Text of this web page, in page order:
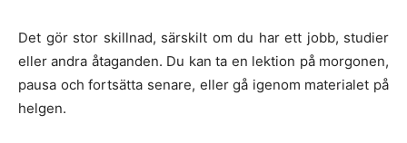
Det gör stor skillnad, särskilt om du har ett jobb, studier
eller andra åtaganden. Du kan ta en lektion på morgonen,
pausa och fortsätta senare, eller gå igenom materialet på
helgen.